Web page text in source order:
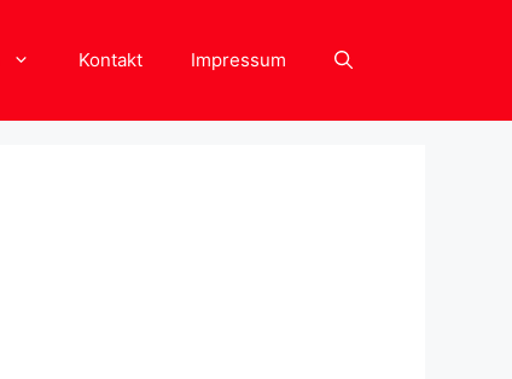
Kontakt Impressum